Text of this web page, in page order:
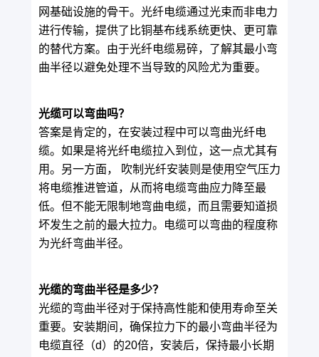
网基础设施的骨干。光纤电缆通过光束而非电力
进行传输，提供了比铜基布线系统更快、更可靠
的替代方案。由于光纤电缆易碎，了解其最小弯
曲半径以避免处理不当导致的风险尤为重要。
光缆可以弯曲吗？
答案是肯定的，在安装过程中可以弯曲光纤电
缆。如果是将光纤电缆拉入到位，这一点尤其有
用。另一方面， 吹制光纤安装则是使用空气压力
将电缆推进管道，从而将电缆弯曲应力降至最
低。但不能无限制地弯曲电缆，而且需要知道损
坏发生之前的最大拉力。电缆可以弯曲的程度称
为光纤弯曲半径。
光缆的弯曲半径是多少？
光缆的弯曲半径对于保持高性能和使用寿命至关
重要。安装期间，确保拉力下的最小弯曲半径为
电缆直径（d）的20倍，安装后，保持最小长期